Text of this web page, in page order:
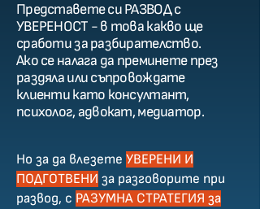
Представете си РАЗВОД с
УВЕРЕНОСТ - в това какво ще
сработи за разбирателство.
Ако се налага да преминете през
раздяла или съпровождате
клиенти като консултант,
психолог, адвокат, медиатор.
Но за да влезете УВЕРЕНИ И
ПОДГОТВЕНИ за разговорите при
развод, с РАЗУМНА СТРАТЕГИЯ за